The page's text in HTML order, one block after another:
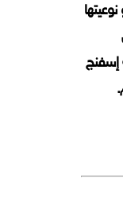
إسفنج